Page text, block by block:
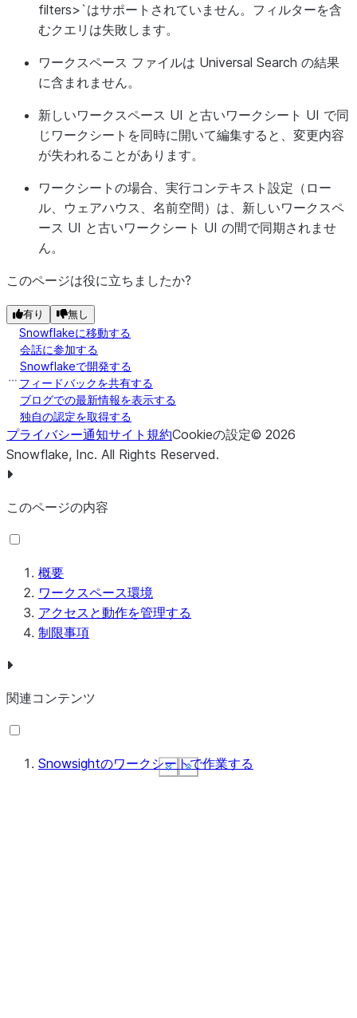
Show less
See more
Show less
See more
Show less
See more
Show less
See more
filters>`はサポートされていません。フィルターを含
むクエリは失敗します。
ワークスペース ファイルは Universal Search の結果
に含まれません。
新しいワークスペース UI と古いワークシート UI で同
じワークシートを同時に開いて編集すると、変更内容
が失われることがあります。
ワークシートの場合、実行コンテキスト設定（ロー
ル、ウェアハウス、名前空間）は、新しいワークスペ
ース UI と古いワークシート UI の間で同期されませ
ん。
このページは役に立ちましたか?
有り 無し
Snowflakeに移動する
会話に参加する
Snowflakeで開発する
フィードバックを共有する
ブログでの最新情報を表示する
独自の認定を取得する
プライバシー通知サイト規約Cookieの設定© 2026
Snowflake, Inc. All Rights Reserved.
このページの内容
概要
ワークスペース環境
アクセスと動作を管理する
制限事項
関連コンテンツ
Snowsightのワークシートで作業する